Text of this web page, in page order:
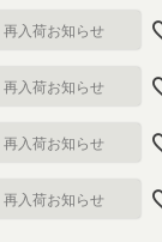
再入荷お知らせ
再入荷お知らせ
再入荷お知らせ
再入荷お知らせ